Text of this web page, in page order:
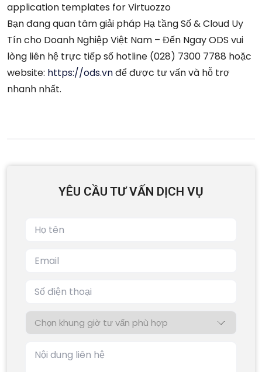
application templates for Virtuozzo
Bạn đang quan tâm giải pháp Hạ tầng Số & Cloud Uy
Tín cho Doanh Nghiệp Việt Nam – Đến Ngay ODS vui
lòng liên hệ trực tiếp số hotline (028) 7300 7788 hoặc
website: https://ods.vnđể được tư vấn và hỗ trợ
nhanh nhất.
YÊU CẦU TƯ VẤN DỊCH VỤ